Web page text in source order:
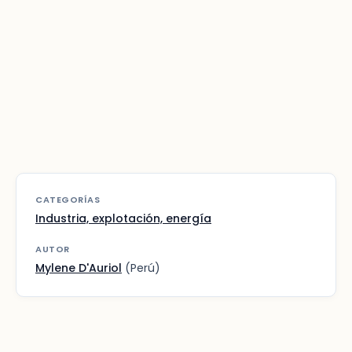
CATEGORÍAS
Industria, explotación, energía
AUTOR
Mylene D'Auriol (Perú)